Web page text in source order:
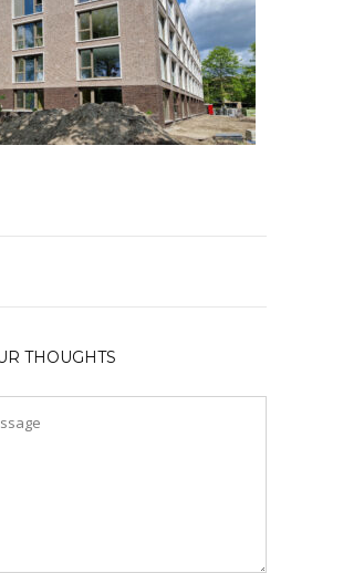
THOUGHTS